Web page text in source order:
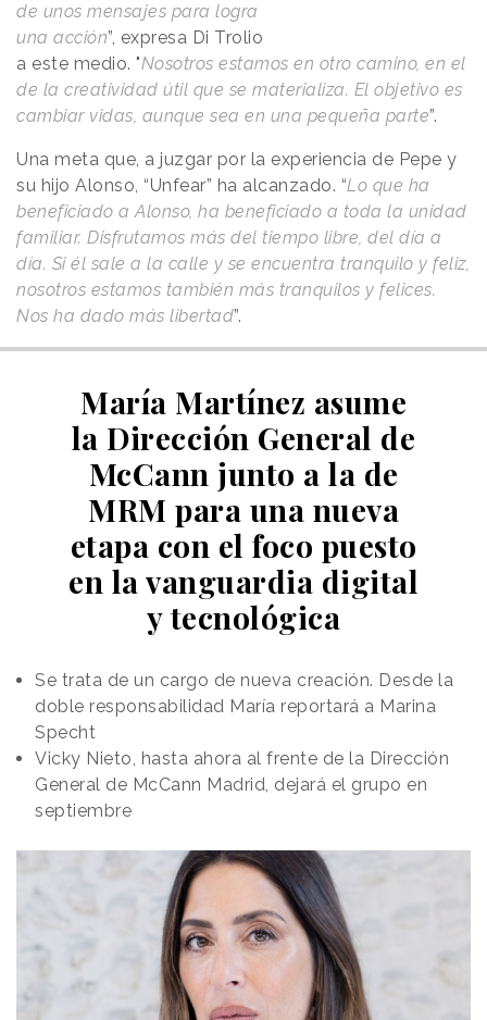
de unos mensajes para logra
una acción”, expresa Di Trolio
a este medio. "Nosotros estamos en otro camino, en el
de la creatividad útil que se materializa. El objetivo es
cambiar vidas, aunque sea en una pequeña parte”.
Una meta que, a juzgar por la experiencia de Pepe y
su hijo Alonso, “Unfear” ha alcanzado. “Lo que ha
beneficiado a Alonso, ha beneficiado a toda la unidad
familiar. Disfrutamos más del tiempo libre, del día a
día. Si él sale a la calle y se encuentra tranquilo y feliz,
nosotros estamos también más tranquilos y felices.
Nos ha dado más libertad”.
María Martínez asume
la Dirección General de
McCann junto a la de
MRM para una nueva
etapa con el foco puesto
en la vanguardia digital
y tecnológica
Se trata de un cargo de nueva creación. Desde la
doble responsabilidad María reportará a Marina
Specht
Vicky Nieto, hasta ahora al frente de la Dirección
General de McCann Madrid, dejará el grupo en
septiembre